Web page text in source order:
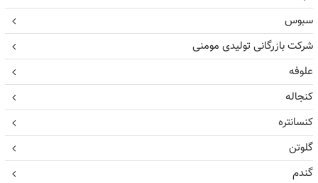
سبوس
شرکت بازرگانی تولیدی مومنی
علوفه
کنجاله
کنسانتره
گلوتن
گندم